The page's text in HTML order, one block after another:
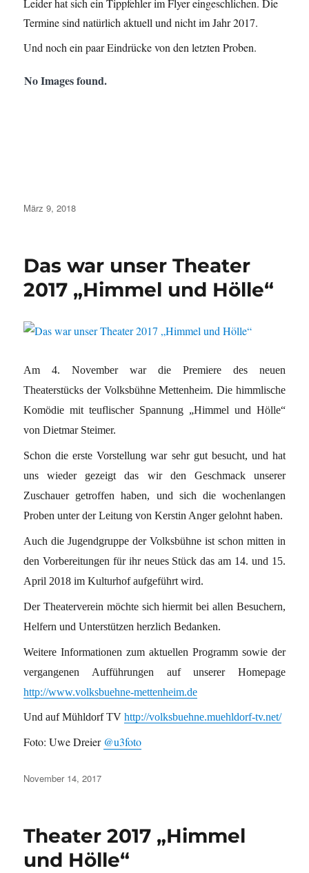
Leider hat sich ein Tippfehler im Flyer eingeschlichen. Die
Termine sind natürlich aktuell und nicht im Jahr 2017.
Und noch ein paar Eindrücke von den letzten Proben.
No Images found.
Veröffentlicht
März 9, 2018
Das war unser Theater
2017 „Himmel und Hölle“
Am 4. November war die Premiere des neuen
Theaterstücks der Volksbühne Mettenheim. Die himmlische
Komödie mit teuflischer Spannung „Himmel und Hölle“
von Dietmar Steimer.
Schon die erste Vorstellung war sehr gut besucht, und hat
uns wieder gezeigt das wir den Geschmack unserer
Zuschauer getroffen haben, und sich die wochenlangen
Proben unter der Leitung von Kerstin Anger gelohnt haben.
Auch die Jugendgruppe der Volksbühne ist schon mitten in
den Vorbereitungen für ihr neues Stück das am 14. und 15.
April 2018 im Kulturhof aufgeführt wird.
Der Theaterverein möchte sich hiermit bei allen Besuchern,
Helfern und Unterstützen herzlich Bedanken.
Weitere Informationen zum aktuellen Programm sowie der
vergangenen Aufführungen auf unserer Homepage
http://www.volksbuehne-mettenheim.de
Und auf Mühldorf TVhttp://volksbuehne.muehldorf-tv.net/
Foto: Uwe Dreier @u3foto
Veröffentlicht
November 14, 2017
Theater 2017 „Himmel
und Hölle“